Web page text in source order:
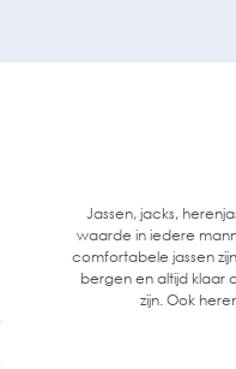
Jassen, jacks,
waarde in iedere
comfortabele jassen
bergen en altijd klaar
zijn. Ook